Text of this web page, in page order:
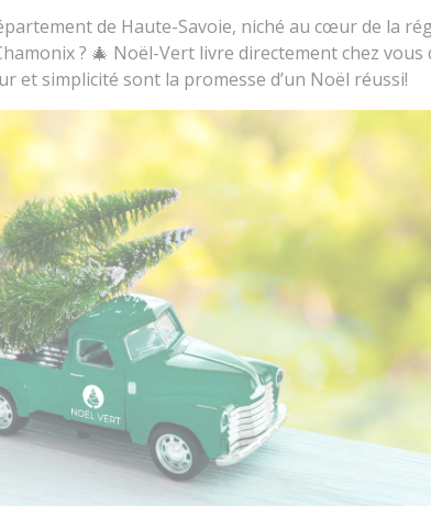
de Haute-Savoie, niché au cœur de la
? 🎄 Noël-Vert livre directement chez
et simplicité sont la promesse d’un Noël réussi!